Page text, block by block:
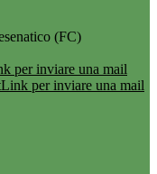
(FC)
per inviare una mail
Link per inviare una mail